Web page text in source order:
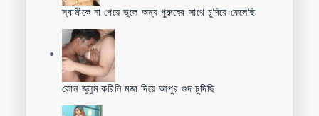
স্বামীকে না পেয়ে ভুলে অন্য পুরুষের সাথে চুদিয়ে ফেলেছি
কোন জুলুম করিনি মজা দিয়ে আপুর গুদ চুদিছি